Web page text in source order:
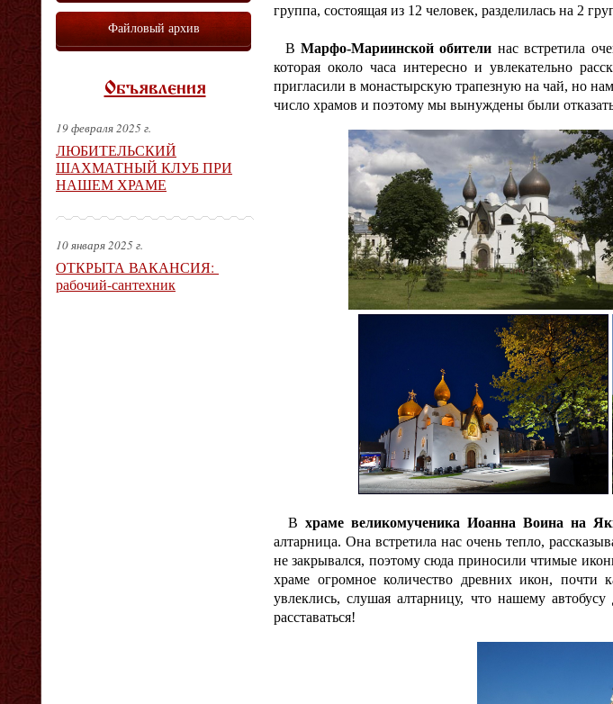
группа, состоящая из 12 человек, разделилась на 2
ВМарфо-Мариинской обители нас встретила
которая около часа интересно и увлекательно
пригласили в монастырскую трапезную на чай, но
число храмов и поэтому мы вынуждены были
В храме великомученика Иоанна Воина на
алтарница. Она встретила нас очень тепло,
не закрывался, поэтому сюда приносили чтимые
храме огромное количество древних икон, почти
увлеклись, слушая алтарницу, что нашему
расставаться!
Файловый архив
Объявления
19 февраля 2025 г.
ЛЮБИТЕЛЬСКИЙ
ШАХМАТНЫЙ КЛУБ ПРИ
НАШЕМ ХРАМЕ
10 января 2025 г.
ОТКРЫТА ВАКАНСИЯ:
рабочий-сантехник